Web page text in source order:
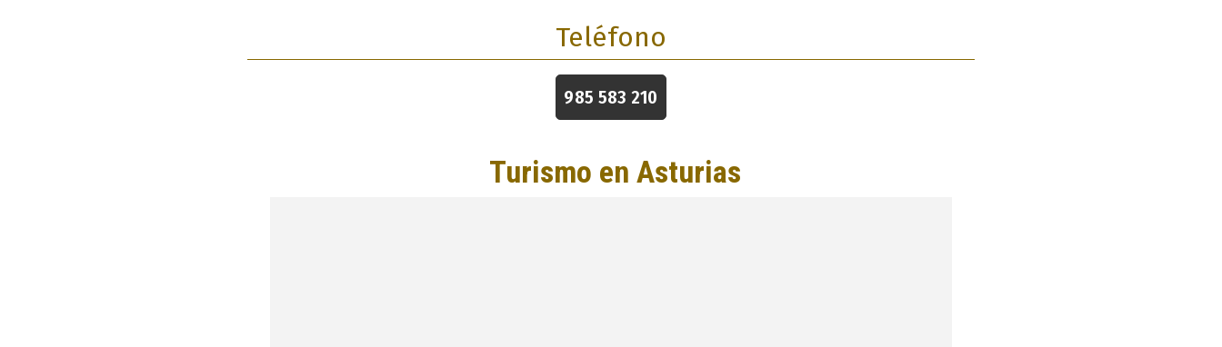
Teléfono
985 583 210